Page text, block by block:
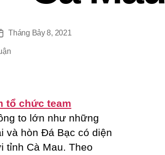
Tháng Bảy 8, 2021
ở
–
Cà
Mau
tổ chức team
to lớn như những
và hòn Đá Bạc có diện
tỉnh Cà Mau. Theo